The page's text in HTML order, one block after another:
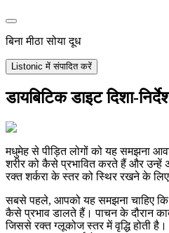
बिना मीठा सोया दूध
Listonic में संपादित करें
डायबिटिक डाइट दिशा-
मधुमेह से पीड़ित लोगों को यह समझना
शरीर को कैसे प्रभावित करते हैं और
रक्त शर्करा के स्तर को स्थिर रखने के
सबसे पहले, आपको यह समझना चाहिए कि
कैसे प्रभाव डालते हैं। पाचन के दौरान
जिससे रक्त ग्लूकोज स्तर में वृद्धि होती है।